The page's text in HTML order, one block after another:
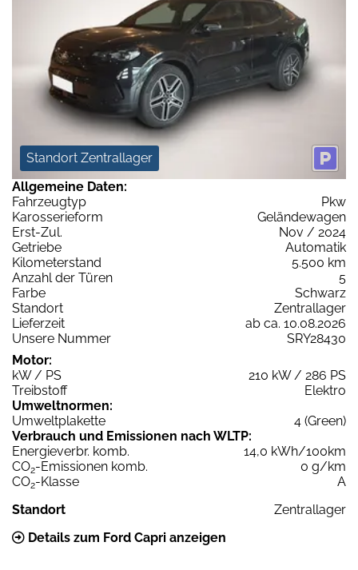
Standort Zentrallager
Allgemeine Daten:
Fahrzeugtyp
Pkw
Karosserieform
Geländewagen
Erst-Zul.
Nov / 2024
Getriebe
Automatik
Kilometerstand
5.500 km
Anzahl der Türen
5
Farbe
Schwarz
Standort
Zentrallager
Lieferzeit
ab ca. 10.08.2026
Unsere Nummer
SRY28430
Motor:
kW / PS
210 kW / 286 PS
Treibstoff
Elektro
Umweltnormen:
Umweltplakette
4 (Green)
Verbrauch und Emissionen nach WLTP:
Energieverbr. komb.
14,0 kWh/100km
CO2-Emissionen komb.
0 g/km
CO2-Klasse
A
Standort
Zentrallager
Details zum Ford Capri anzeigen